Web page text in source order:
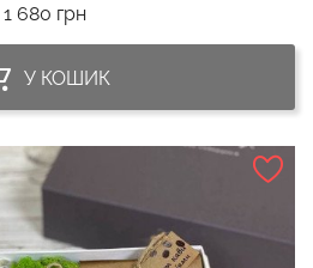
1 680 грнЦіна
У КОШИК